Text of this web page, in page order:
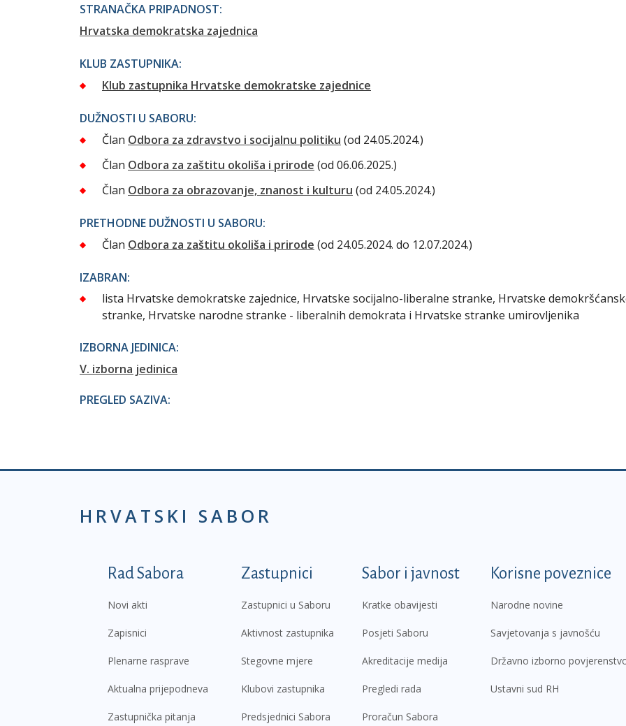
STRANAČKA PRIPADNOST:
Hrvatska demokratska zajednica
KLUB ZASTUPNIKA:
Klub zastupnika Hrvatske demokratske zajednice
DUŽNOSTI U SABORU:
Član Odbora za zdravstvo i socijalnu politiku (od 24.05.2024.)
Član Odbora za zaštitu okoliša i prirode (od 06.06.2025.)
Član Odbora za obrazovanje, znanost i kulturu (od 24.05.2024.)
PRETHODNE DUŽNOSTI U SABORU:
Član Odbora za zaštitu okoliša i prirode (od 24.05.2024. do 12.07.2024.)
IZABRAN:
lista Hrvatske demokratske zajednice, Hrvatske socijalno-liberalne stranke, Hrvatske
stranke, Hrvatske narodne stranke - liberalnih demokrata i Hrvatske stranke umirovljenika
IZBORNA JEDINICA:
V. izborna jedinica
PREGLED SAZIVA:
HRVATSKI SABOR
Podnožje prvi izbornik
Rad Sabora
Novi akti
Zapisnici
Plenarne rasprave
Aktualna prijepodneva
Zastupnička pitanja
Zastupnici
Zastupnici u Saboru
Aktivnost zastupnika
Stegovne mjere
Klubovi zastupnika
Predsjednici Sabora
Sabor i javnost
Kratke obavijesti
Posjeti Saboru
Akreditacije medija
Pregledi rada
Proračun Sabora
Korisne poveznice
Narodne novine
Savjetovanja s javnošću
Državno izborno
Ustavni sud RH